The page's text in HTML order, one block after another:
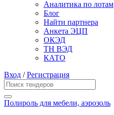
Аналитика по лотам
Блог
Найти партнера
Анкета ЭЦП
ОКЭД
ТН ВЭД
КАТО
Вход /Регистрация
Полироль для мебели, аэрозоль